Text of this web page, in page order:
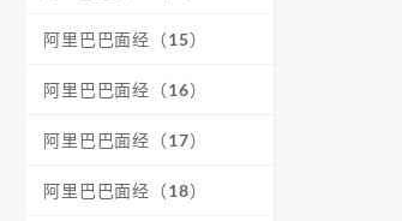
阿里巴巴面经（15）
阿里巴巴面经（16）
阿里巴巴面经（17）
阿里巴巴面经（18）